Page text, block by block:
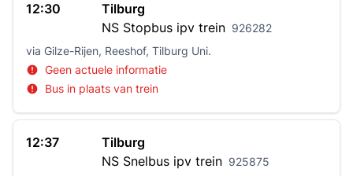
12:30
Tilburg
NS Stopbus ipv trein 926282
via Gilze-Rijen, Reeshof, Tilburg Uni.
Geen actuele informatie
Bus in plaats van trein
12:37
Tilburg
NS Snelbus ipv trein 925875